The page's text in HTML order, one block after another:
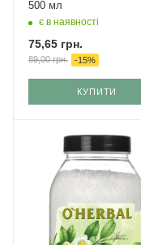
500 мл
є в наявності
75,65 грн.
89,00грн. -15%
КУПИТИ